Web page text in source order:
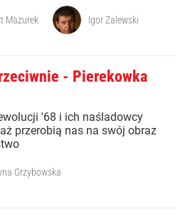
Mazurek Igor Zalewski
- Pierekowka
'68 i ich naśladowcy
przerobią nas na swój obraz
Grzybowska